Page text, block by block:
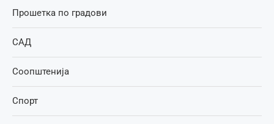
Прошетка по градови
САД
Соопштенија
Спорт